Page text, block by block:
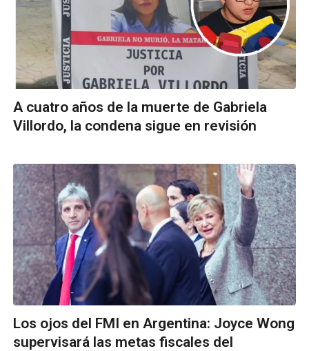
A cuatro años de la muerte de Gabriela
Villordo, la condena sigue en revisión
Los ojos del FMI en Argentina: Joyce Wong
supervisará las metas fiscales del